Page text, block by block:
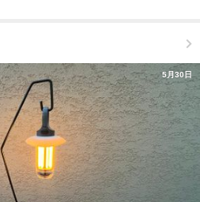
5月30日